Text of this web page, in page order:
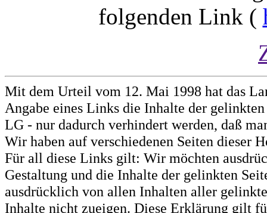
folgenden Link (
Mit dem Urteil vom 12. Mai 1998 hat das
Angabe eines Links die Inhalte der
LG - nur dadurch verhindert werden, daß
Wir haben auf verschiedenen Seiten dieser
Für all diese Links gilt: Wir möchten
Gestaltung und die Inhalte der gelinkten
ausdrücklich von allen Inhalten aller
Inhalte nicht zueigen. Diese Erklärung gilt